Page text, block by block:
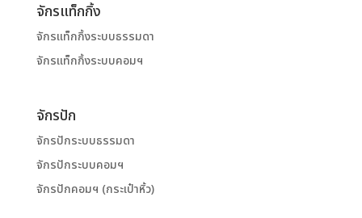
จักรแท็กกิ้ง
จักรแท็กกิ้งระบบธรรมดา
จักรแท็กกิ้งระบบคอมฯ
จักรปัก
จักรปักระบบธรรมดา
จักรปักระบบคอมฯ
จักรปักคอมฯ (กระเป๋าหิ้ว)